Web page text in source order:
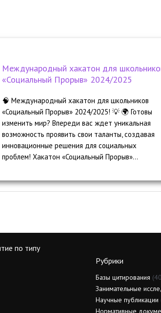
Международный хакатон для
«Социальный Прорыв» 2024/2025
🧠 Международный хакатон для школьников
«Социальный Прорыв» 2024/2025! 💡 🌍 Готовы
изменить мир? Впереди вас ждет уникальная
возможность проявить свои таланты, создавая
инновационные решения для социальных
проблем! Хакатон «Социальный Прорыв»...
по типу
Рубрики
Базы цитирования
Занимательные
Научные публикации
Нормативные